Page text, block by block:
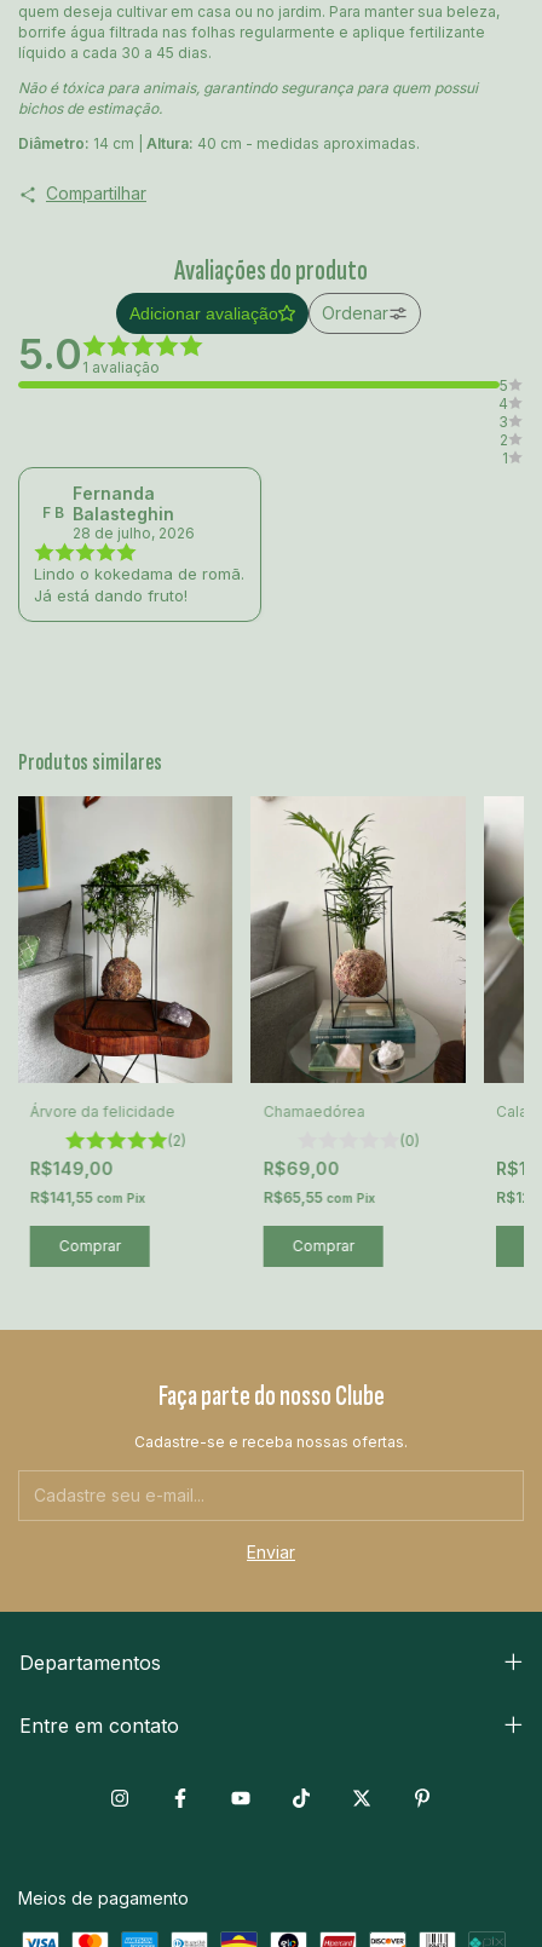
quem deseja cultivar em casa ou no jardim. Para manter sua beleza,
borrife água filtrada nas folhas regularmente e aplique fertilizante
líquido a cada 30 a 45 dias.
Não é tóxica para animais, garantindo segurança para quem possui
bichos de estimação.
Diâmetro: 14 cm | Altura: 40 cm - medidas aproximadas.
Compartilhar
Avaliações do produto
Adicionar avaliação Ordenar
5.0 1 avaliação
5
4
3
2
1
F B
Fernanda
Balasteghin
28 de julho, 2026
Lindo o kokedama de romã.
Já está dando fruto!
Produtos similares
Árvore da felicidade
(2)
R$149,00
R$141,55 com Pix
Chamaedórea
(0)
R$69,00
R$65,55 com Pix
Faça parte do nosso Clube
Cadastre-se e receba nossas ofertas.
Departamentos
Entre em contato
Meios de pagamento